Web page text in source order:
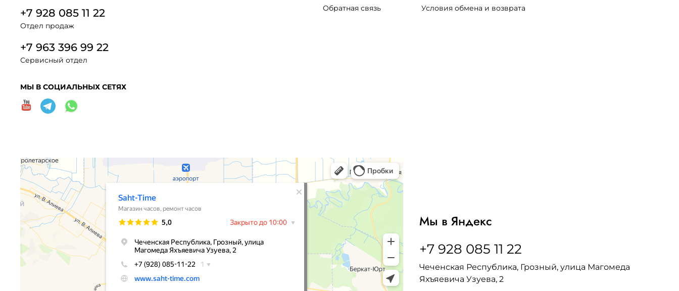
Обратная связь
Условия обмена и возврата
+7 928 085 11 22
Отдел продаж
+7 963 396 99 22
Сервисный отдел
МЫ В СОЦИАЛЬНЫХ СЕТЯХ
Мы в Яндекс
+7 928 085 11 22
Чеченская Республика, Грозный, улица Магомеда
Яхъяевича Узуева, 2